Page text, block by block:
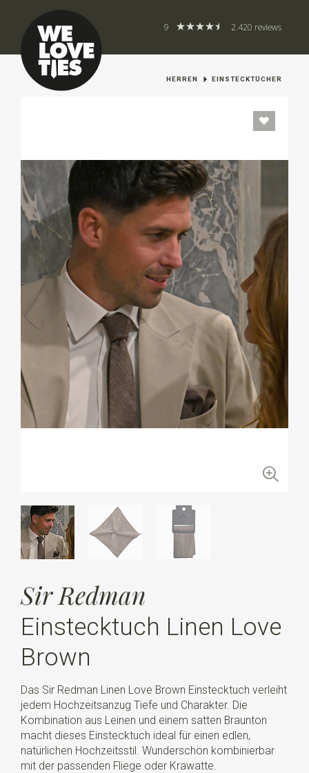
9 2.420 reviews
HERREN EINSTECKTÜCHER
Sir Redman
Einstecktuch Linen Love
Brown
Das Sir Redman Linen Love Brown Einstecktuch verleiht
jedem Hochzeitsanzug Tiefe und Charakter. Die
Kombination aus Leinen und einem satten Braunton
macht dieses Einstecktuch ideal für einen edlen,
natürlichen Hochzeitsstil. Wunderschön kombinierbar
mit der passenden Fliege oder Krawatte.